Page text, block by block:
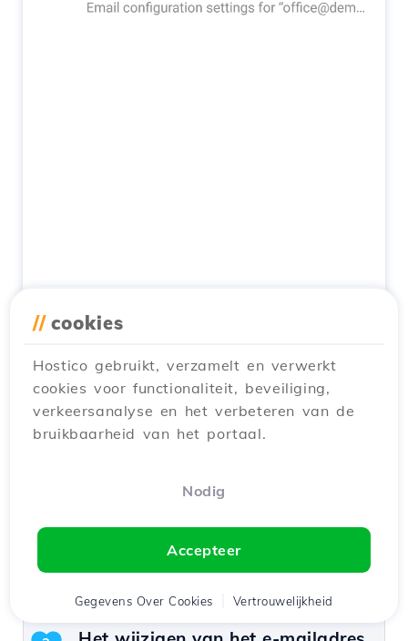
// cookies
Hostico gebruikt, verzamelt en verwerkt
cookies voor functionaliteit, beveiliging,
verkeersanalyse en het verbeteren van de
bruikbaarheid van het portaal.
Nodig
Accepteer
Gegevens Over Cookies Vertrouwelijkheid